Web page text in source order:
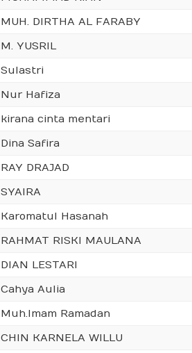
MUH. DIRTHA AL FARABY
M. YUSRIL
Sulastri
Nur Hafiza
kirana cinta mentari
Dina Safira
RAY DRAJAD
SYAIRA
Karomatul Hasanah
RAHMAT RISKI MAULANA
DIAN LESTARI
Cahya Aulia
Muh.Imam Ramadan
CHIN KARNELA WILLU